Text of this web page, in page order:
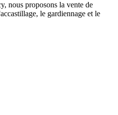
nous proposons la vente de
le gardiennage et le